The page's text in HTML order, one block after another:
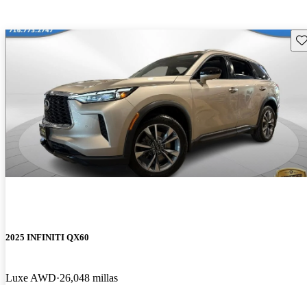
2025 INFINITI QX60
Luxe AWD 26,048 millas